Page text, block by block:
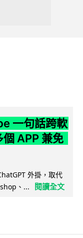
一句話跨軟
APP 兼免
外掛，取代
、...
閱讀全文